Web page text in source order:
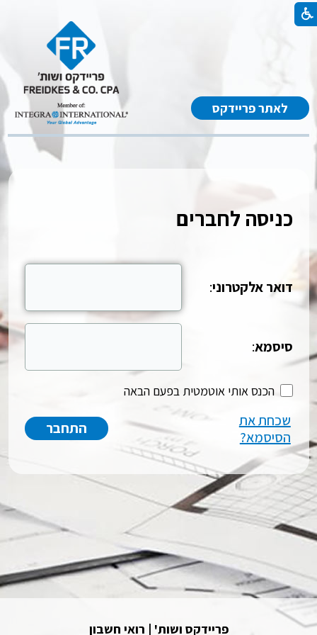
לאתר פריידקס
כניסה לחברים
דואר אלקטרוני:
סיסמא:
הכנס אותי אוטמטית בפעם הבאה
שכחת את
הסיסמא?
פריידקס ושות' | רואי חשבון